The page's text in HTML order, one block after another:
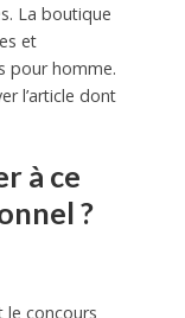
La boutique
et
pour homme.
l’article dont
à ce
?
le concours